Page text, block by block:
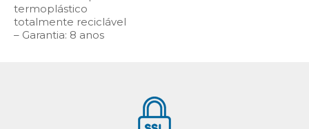
termoplástico
totalmente reciclável
– Garantia: 8 anos